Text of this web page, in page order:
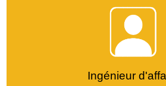
Ingénieur